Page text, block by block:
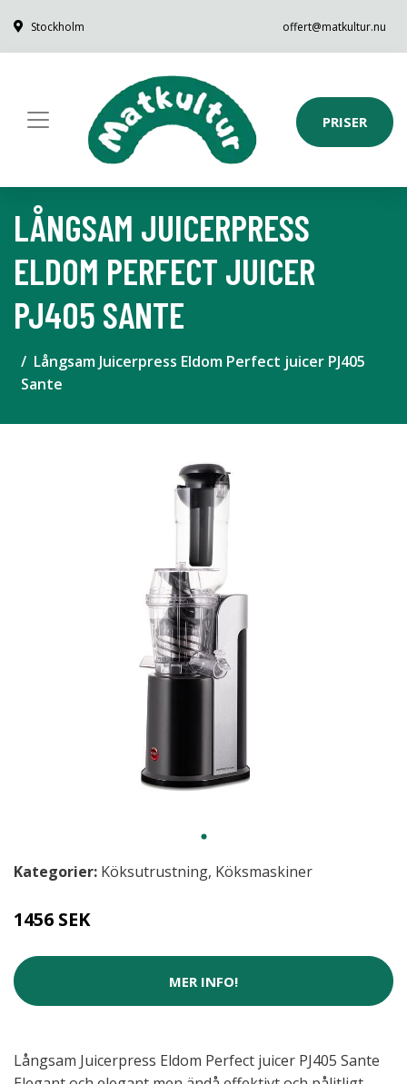
Stockholm offert@matkultur.nu
PRISER
LÅNGSAM JUICERPRESS
ELDOM PERFECT JUICER
PJ405 SANTE
Långsam Juicerpress Eldom Perfect juicer PJ405
Sante
Kategorier: Köksutrustning, Köksmaskiner
1456 SEK
MER INFO!
Långsam Juicerpress Eldom Perfect juicer PJ405 Sante